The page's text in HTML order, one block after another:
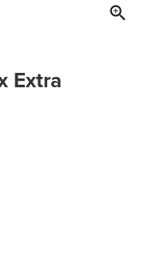
Extra